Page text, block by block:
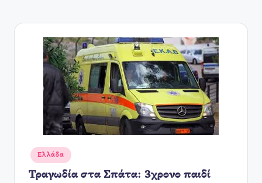
Αναρτήθηκε
σε
Ελλάδα
Τραγωδία στα Σπάτα: 3χρονο παιδί